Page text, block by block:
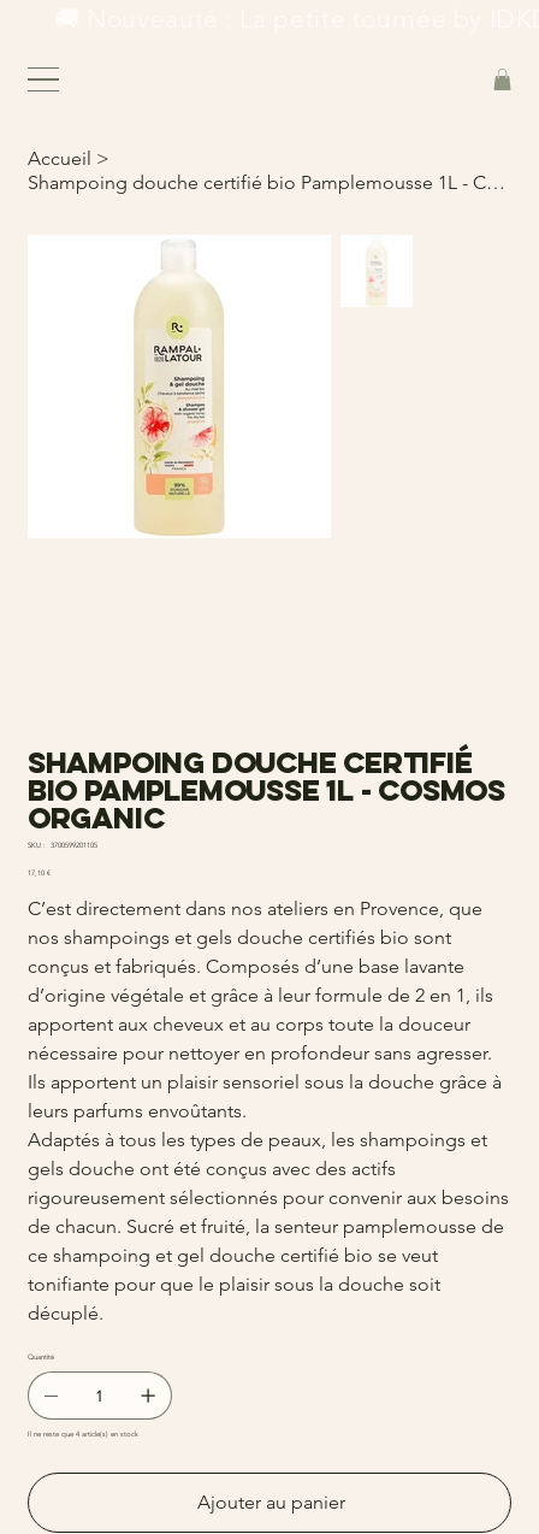
Accueil >
Shampoing douche certifié bio Pamplemousse 1L - Cosmos Organic
Shampoing douche certifié
bio Pamplemousse 1L - Cosmos
Organic
SKU :
SKU
3700599201105
Prix
17,10 €
C’est directement dans nos ateliers en Provence, que
nos shampoings et gels douche certifiés bio sont
conçus et fabriqués. Composés d’une base lavante
d’origine végétale et grâce à leur formule de 2 en 1, ils
apportent aux cheveux et au corps toute la douceur
nécessaire pour nettoyer en profondeur sans agresser.
Ils apportent un plaisir sensoriel sous la douche grâce à
leurs parfums envoûtants.
Adaptés à tous les types de peaux, les shampoings et
gels douche ont été conçus avec des actifs
rigoureusement sélectionnés pour convenir aux besoins
de chacun. Sucré et fruité, la senteur pamplemousse de
ce shampoing et gel douche certifié bio se veut
tonifiante pour que le plaisir sous la douche soit
décuplé.
Quantité
Il ne reste que 4 article(s) en stock
Ajouter au panier